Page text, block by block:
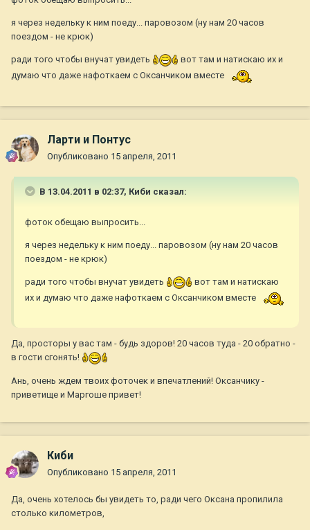
я через недельку к ним поеду... паровозом (ну нам 20 часов
поездом - не крюк)
ради того чтобы внучат увидеть
вот там и натискаю их и
думаю что даже нафоткаем с Оксанчиком вместе
Ларти и Понтус
Опубликовано 15 апреля, 2011
В 13.04.2011 в 02:37, Киби сказал:
фоток обещаю выпросить...
я через недельку к ним поеду... паровозом (ну нам 20 часов
поездом - не крюк)
ради того чтобы внучат увидеть
вот там и натискаю
их и думаю что даже нафоткаем с Оксанчиком вместе
Да, просторы у вас там - будь здоров! 20 часов туда - 20 обратно -
в гости сгонять!
Ань, очень ждем твоих фоточек и впечатлений! Оксанчику -
приветище и Маргоше привет!
Киби
Опубликовано 15 апреля, 2011
Да, очень хотелось бы увидеть то, ради чего Оксана пропилила
столько километров,